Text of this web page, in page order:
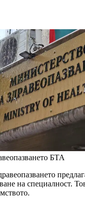
БТА
на специалност.